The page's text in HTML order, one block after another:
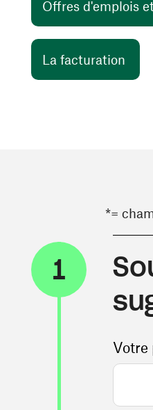
Offres d'emplois
La facturation
*=
1